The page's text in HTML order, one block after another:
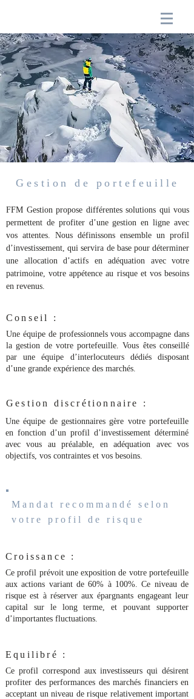
Gestion de portefeuille
FFM Gestion propose différentes solutions qui vous
permettent de profiter d’une gestion en ligne avec
vos attentes. Nous définissons ensemble un profil
d’investissement, qui servira de base pour déterminer
une allocation d’actifs en adéquation avec votre
patrimoine, votre appétence au risque et vos besoins
en revenus.
Conseil :
Une équipe de professionnels vous accompagne dans
la gestion de votre portefeuille. Vous êtes conseillé
par une équipe d’interlocuteurs dédiés disposant
d’une grande expérience des marchés.
Gestion discrétionnaire :
Une équipe de gestionnaires gère votre portefeuille
en fonction d’un profil d’investissement déterminé
avec vous au préalable, en adéquation avec vos
objectifs, vos contraintes et vos besoins.
Mandat recommandé selon
votre profil de risque
Croissance :
Ce profil prévoit une exposition de votre portefeuille
aux actions variant de 60% à 100%. Ce niveau de
risque est à réserver aux épargnants engageant leur
capital sur le long terme, et pouvant supporter
d’importantes fluctuations.
Equilibré :
Ce profil correspond aux investisseurs qui désirent
profiter des performances des marchés financiers en
acceptant un niveau de risque relativement important